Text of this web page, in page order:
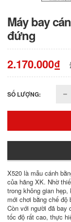
Máy bay
đứng
2.170.000₫
SỐ LƯỢNG:
X520 là mẫu cánh
của hãng XK. Nhờ
trong không gian
mới chơi bằng chế
Còn với người đã bay
tốc độ rất cao, thực